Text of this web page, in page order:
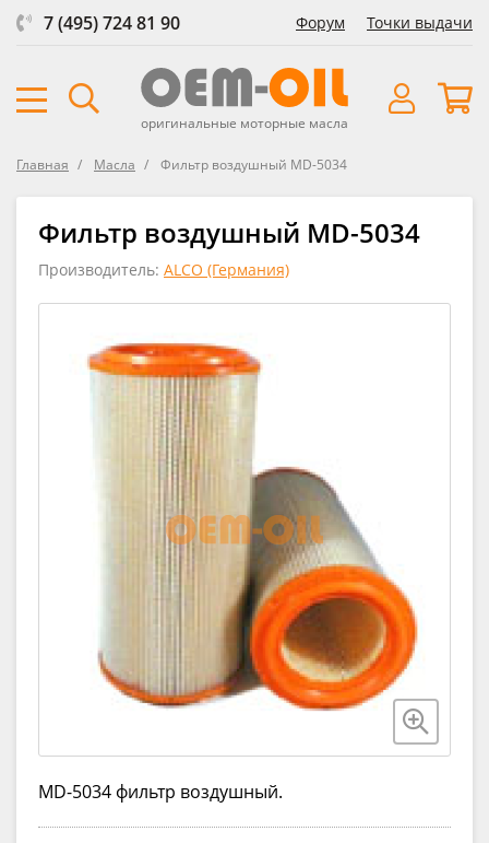
7 (495) 724 81 90 Форум Точки выдачи
оригинальные моторные масла
Главная Масла Фильтр воздушный MD-5034
Фильтр воздушный MD-5034
Производитель: ALCO (Германия)
MD-5034 фильтр воздушный.